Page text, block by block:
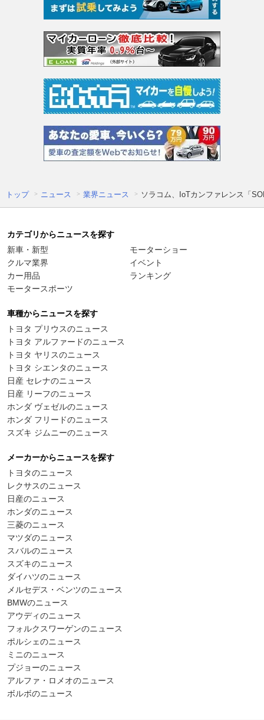
トップ ニュース 業界ニュース ソラコム、IoTカンファレンス「
カテゴリからニュースを探す
新車・新型
クルマ業界
カー用品
モータースポーツ
モーターショー
イベント
ランキング
車種からニュースを探す
トヨタ プリウスのニュース
トヨタ アルファードのニュース
トヨタ ヤリスのニュース
トヨタ シエンタのニュース
日産 セレナのニュース
日産 リーフのニュース
ホンダ ヴェゼルのニュース
ホンダ フリードのニュース
スズキ ジムニーのニュース
メーカーからニュースを探す
トヨタのニュース
レクサスのニュース
日産のニュース
ホンダのニュース
三菱のニュース
マツダのニュース
スバルのニュース
スズキのニュース
ダイハツのニュース
メルセデス・ベンツのニュース
BMWのニュース
アウディのニュース
フォルクスワーゲンのニュース
ポルシェのニュース
ミニのニュース
プジョーのニュース
アルファ・ロメオのニュース
ボルボのニュース